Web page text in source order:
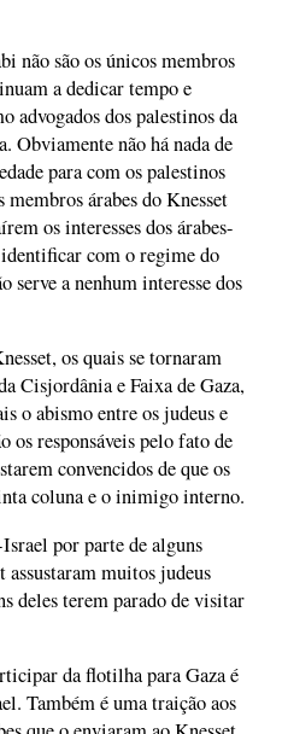
não são os únicos membros
a dedicar tempo e
advogados dos palestinos da
Obviamente não há nada de
para com os palestinos
árabes do Knesset
os interesses dos árabes-
com o regime do
serve a nenhum interesse dos
os quais se tornaram
Cisjordânia e Faixa de Gaza,
o abismo entre os judeus e
os responsáveis pelo fato de
convencidos de que os
coluna e o inimigo interno.
por parte de alguns
assustaram muitos judeus
deles terem parado de visitar
da flotilha para Gaza é
Também é uma traição aos